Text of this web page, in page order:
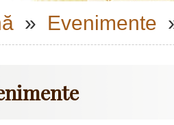
» Evenimente